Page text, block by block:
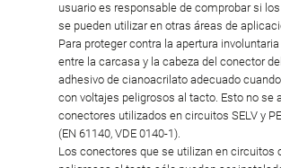
usuario es responsable de comprobar si
se pueden utilizar en otras áreas de
Para proteger contra la apertura
entre la carcasa y la cabeza del conector
adhesivo de cianoacrilato adecuado
con voltajes peligrosos al tacto. Esto no se
conectores utilizados en circuitos SELV y
(EN 61140, VDE 0140-1).
Los conectores que se utilizan en circuitos